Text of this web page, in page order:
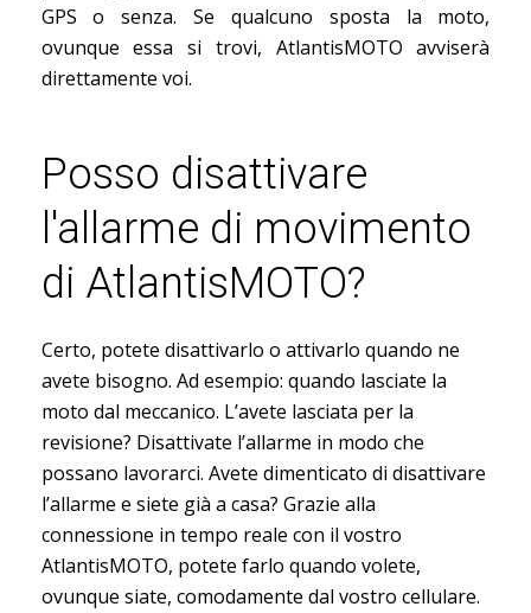
GPS o senza. Se qualcuno sposta la moto,
ovunque essa si trovi, AtlantisMOTO avviserà
direttamente voi.
Posso disattivare
l'allarme di movimento
di AtlantisMOTO?
Certo, potete disattivarlo o attivarlo quando ne
avete bisogno. Ad esempio: quando lasciate la
moto dal meccanico. L’avete lasciata per la
revisione? Disattivate l’allarme in modo che
possano lavorarci. Avete dimenticato di disattivare
l’allarme e siete già a casa? Grazie alla
connessione in tempo reale con il vostro
AtlantisMOTO, potete farlo quando volete,
ovunque siate, comodamente dal vostro cellulare.